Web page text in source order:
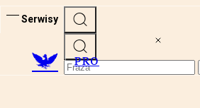
Serwisy
PRO